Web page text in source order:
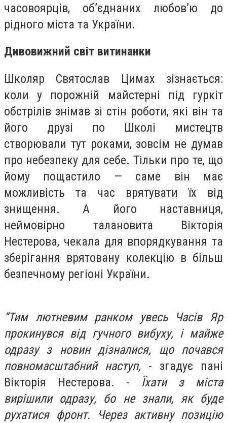
часовоярців, об’єднаних любов’ю до
рідного міста та України.
Дивовижний світ витинанки
Школяр Святослав Цимах зізнається:
коли у порожній майстерні під гуркіт
обстрілів знімав зі стін роботи, які він та
його друзі по Школі мистецтв
створювали тут роками, зовсім не думав
про небезпеку для себе. Тільки про те, що
йому пощастило — саме він має
можливість та час врятувати їх від
знищення. А його наставниця,
неймовірно талановита Вікторія
Нестерова, чекала для впорядкування та
зберігання врятовану колекцію в більш
безпечному регіоні України.
“Тим лютневим ранком увесь Часів Яр
прокинувся від гучного вибуху, і майже
одразу з новин дізналися, що почався
повномасштабний наступ, - згадує пані
Вікторія Нестерова. - Їхати з міста
вирішили одразу, бо не знали, як буде
рухатися фронт. Через активну позицію